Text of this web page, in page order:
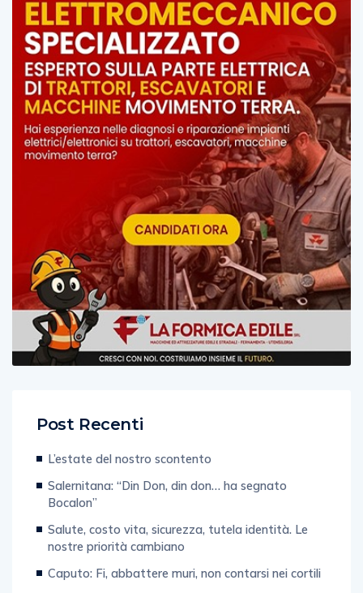
Post Recenti
L’estate del nostro scontento
Salernitana: “Din Don, din don… ha segnato
Bocalon”
Salute, costo vita, sicurezza, tutela identità. Le
nostre priorità cambiano
Caputo: Fi, abbattere muri, non contarsi nei cortili